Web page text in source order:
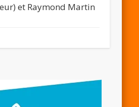
et Raymond Martin